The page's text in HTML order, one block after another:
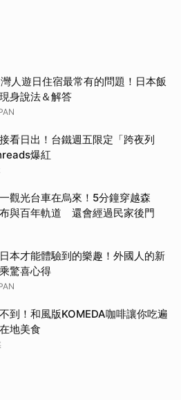
人遊日住宿最常有的問題！日本飯
身說法＆解答
看日出！台鐵週五限定「跨夜列
爆紅
觀光台車在烏來！5分鐘穿越森
與百年軌道 還會經過民家後門
本才能體驗到的樂趣！外國人的新
驚喜心得
到！和風版KOMEDA咖啡讓你吃遍
地美食